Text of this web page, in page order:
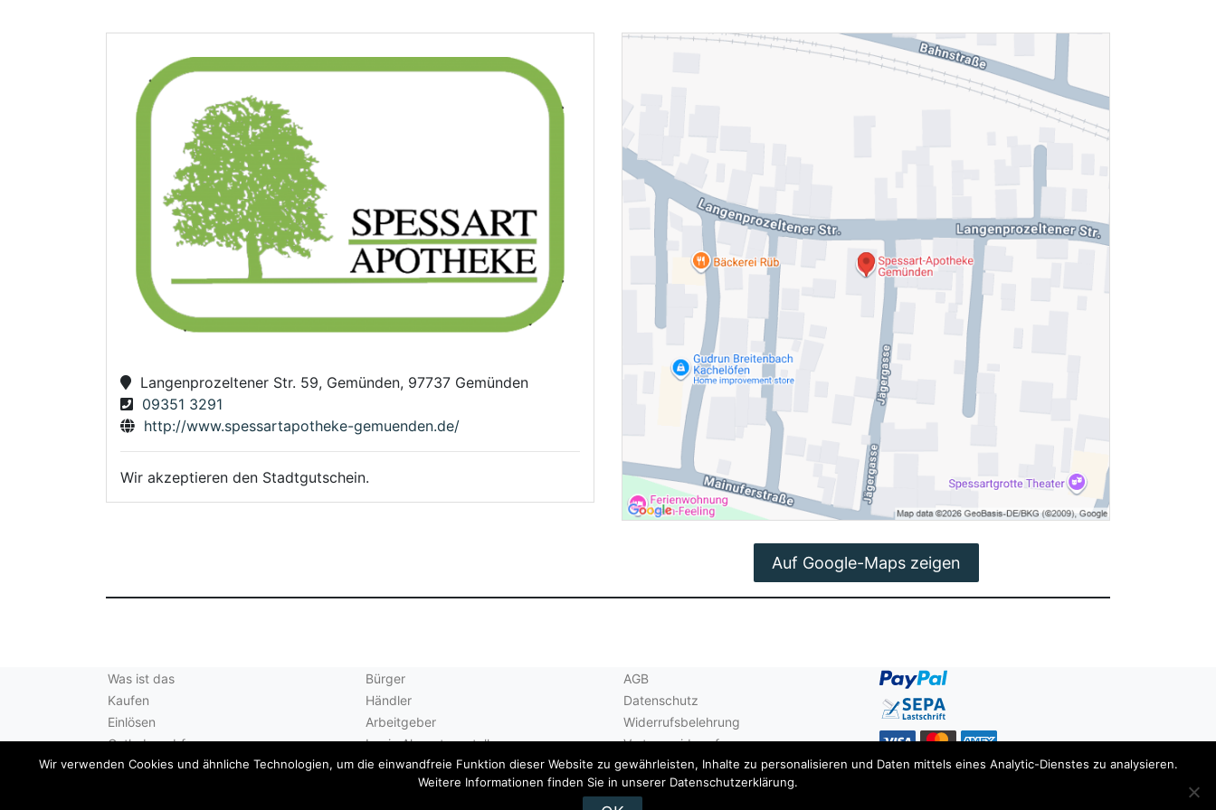
Langenprozeltener Str. 59, Gemünden, 97737 Gemünden
09351 3291
http://www.spessartapotheke-gemuenden.de/
Wir akzeptieren den Stadtgutschein.
Auf Google-Maps zeigen
Was ist das
Kaufen
Einlösen
Guthabenabfrage
Bürger
Händler
Arbeitgeber
Login Akzeptanzstellen
AGB
Datenschutz
Widerrufsbelehrung
Vertrag widerrufen
Kontakt
Wir verwenden Cookies und ähnliche Technologien, um die einwandfreie Funktion dieser Website zu gewährleisten, Inhalte zu personalisieren und Daten mittels eines Analytic-Dienstes zu analysieren.
Weitere Informationen finden Sie in unserer Datenschutzerklärung.